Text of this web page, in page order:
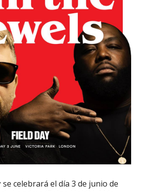
se celebrará el día 3 de junio de